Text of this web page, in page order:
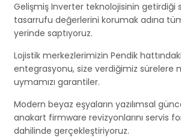
Gelişmiş Inverter teknolojisinin getirdiği
tasarrufu değerlerini korumak adına
yerinde saptıyoruz.
Lojistik merkezlerimizin Pendik hattındaki
entegrasyonu, size verdiğimiz sürelere
uymamızı garantiler.
Modern beyaz eşyaların yazılımsal
anakart firmware revizyonlarını servis
dahilinde gerçekleştiriyoruz.